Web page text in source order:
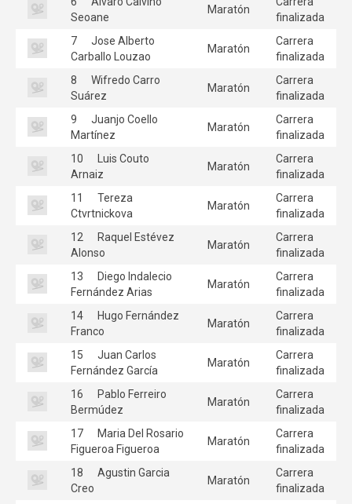
Seoane
Maratón
finalizada
7
Jose Alberto
Carballo Louzao
Maratón
Carrera
finalizada
8
Wifredo Carro
Suárez
Maratón
Carrera
finalizada
9
Juanjo Coello
Martínez
Maratón
Carrera
finalizada
10
Luis Couto
Arnaiz
Maratón
Carrera
finalizada
11
Tereza
Ctvrtnickova
Maratón
Carrera
finalizada
12
Raquel Estévez
Alonso
Maratón
Carrera
finalizada
13
Diego Indalecio
Fernández Arias
Maratón
Carrera
finalizada
14
Hugo Fernández
Franco
Maratón
Carrera
finalizada
15
Juan Carlos
Fernández García
Maratón
Carrera
finalizada
16
Pablo Ferreiro
Bermúdez
Maratón
Carrera
finalizada
17
Maria Del Rosario
Figueroa Figueroa
Maratón
Carrera
finalizada
18
Agustin Garcia
Creo
Maratón
Carrera
finalizada